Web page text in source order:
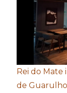
Rei do Mate
de